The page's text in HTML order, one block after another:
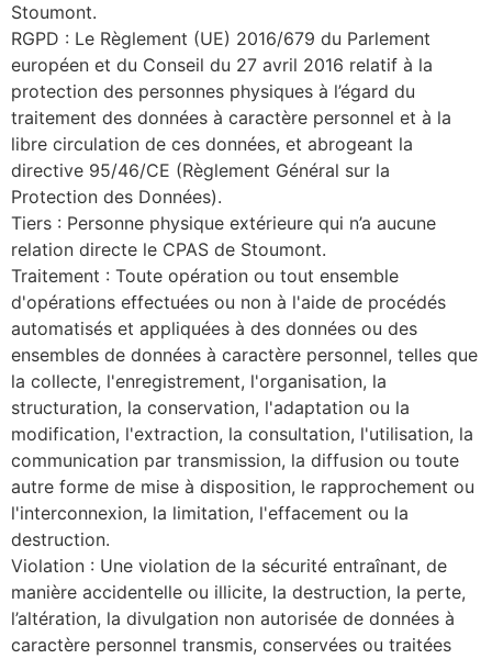
Stoumont.
RGPD : Le Règlement (UE) 2016/679 du Parlement
européen et du Conseil du 27 avril 2016 relatif à la
protection des personnes physiques à l’égard du
traitement des données à caractère personnel et à la
libre circulation de ces données, et abrogeant la
directive 95/46/CE (Règlement Général sur la
Protection des Données).
Tiers : Personne physique extérieure qui n’a aucune
relation directe le CPAS de Stoumont.
Traitement : Toute opération ou tout ensemble
d'opérations effectuées ou non à l'aide de procédés
automatisés et appliquées à des données ou des
ensembles de données à caractère personnel, telles que
la collecte, l'enregistrement, l'organisation, la
structuration, la conservation, l'adaptation ou la
modification, l'extraction, la consultation, l'utilisation, la
communication par transmission, la diffusion ou toute
autre forme de mise à disposition, le rapprochement ou
l'interconnexion, la limitation, l'effacement ou la
destruction.
Violation : Une violation de la sécurité entraînant, de
manière accidentelle ou illicite, la destruction, la perte,
l’altération, la divulgation non autorisée de données à
caractère personnel transmis, conservées ou traitées